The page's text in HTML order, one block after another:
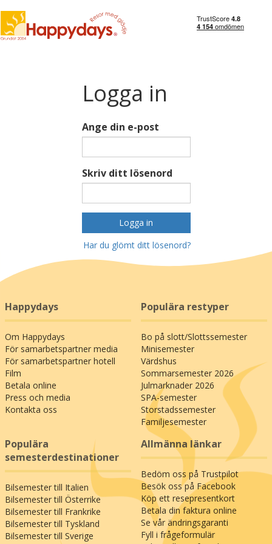
Logga in
Ange din e-post
Skriv ditt lösenord
Logga in
Har du glömt ditt lösenord?
Happydays
Om Happydays
För samarbetspartner media
För samarbetspartner hotell
Film
Betala online
Press och media
Kontakta oss
Populära restyper
Bo på slott/Slottssemester
Minisemester
Värdshus
Sommarsemester 2026
Julmarknader 2026
SPA-semester
Storstadssemester
Familjesemester
Populära
semesterdestinationer
Bilsemester till Italien
Bilsemester till Österrike
Bilsemester till Frankrike
Bilsemester till Tyskland
Bilsemester till Sverige
Allmänna länkar
Bedöm oss på Trustpilot
Besök oss på Facebook
Köp ett resepresentkort
Betala din faktura online
Se vår ändringsgaranti
Fyll i frågeformulär